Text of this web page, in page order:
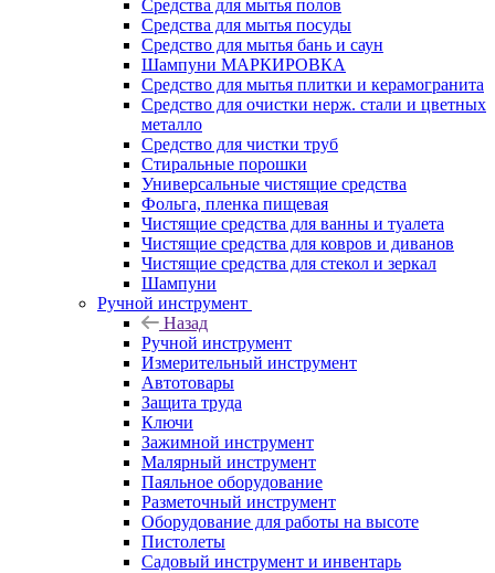
Средства для мытья полов
Средства для мытья посуды
Средство для мытья бань и саун
Шампуни МАРКИРОВКА
Средство для мытья плитки и керамогранита
Средство для очистки нерж. стали и цветных
металло
Средство для чистки труб
Стиральные порошки
Универсальные чистящие средства
Фольга, пленка пищевая
Чистящие средства для ванны и туалета
Чистящие средства для ковров и диванов
Чистящие средства для стекол и зеркал
Шампуни
Ручной инструмент
Назад
Ручной инструмент
Измерительный инструмент
Автотовары
Защита труда
Ключи
Зажимной инструмент
Малярный инструмент
Паяльное оборудование
Разметочный инструмент
Оборудование для работы на высоте
Пистолеты
Садовый инструмент и инвентарь